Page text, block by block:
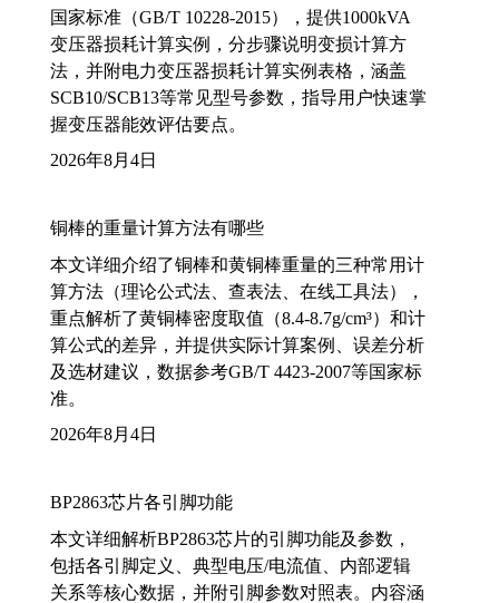
国家标准（GB/T 10228-2015），提供1000kVA
变压器损耗计算实例，分步骤说明变损计算方
法，并附电力变压器损耗计算实例表格，涵盖
SCB10/SCB13等常见型号参数，指导用户快速掌
握变压器能效评估要点。
2026年8月4日
铜棒的重量计算方法有哪些
本文详细介绍了铜棒和黄铜棒重量的三种常用计
算方法（理论公式法、查表法、在线工具法），
重点解析了黄铜棒密度取值（8.4-8.7g/cm³）和计
算公式的差异，并提供实际计算案例、误差分析
及选材建议，数据参考GB/T 4423-2007等国家标
准。
2026年8月4日
BP2863芯片各引脚功能
本文详细解析BP2863芯片的引脚功能及参数，
包括各引脚定义、典型电压/电流值、内部逻辑
关系等核心数据，并附引脚参数对照表。内容涵